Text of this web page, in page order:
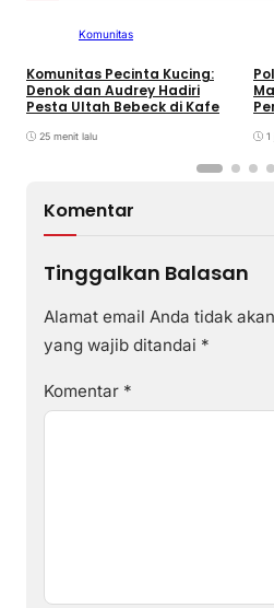
Komunitas
Komunitas Pecinta Kucing:
Denok dan Audrey Hadiri
Pesta Ultah Bebeck di Kafe
25 menit lalu 1
Komentar
Tinggalkan Balasan
Alamat email Anda tidak
yang wajib ditandai *
Komentar *